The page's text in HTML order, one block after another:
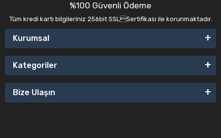
%100 Güvenli Ödeme
Tüm kredi kartı bilgileriniz 256bit SSLSertifikası ile korunmaktadır.
Kurumsal
Kategoriler
Bize Ulaşın